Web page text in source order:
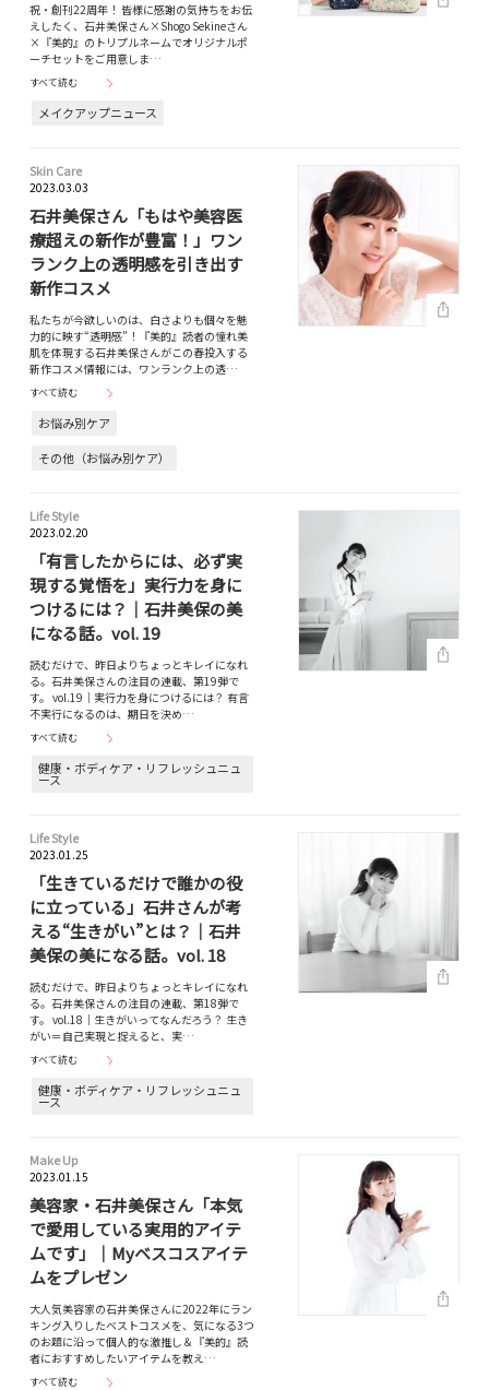
祝・創刊22周年！ 皆様に感謝の気持ちをお伝
えしたく、石井美保さん×Shogo Sekineさん
×『美的』のトリプルネームでオリジナルポ
ーチセットをご用意しま…
すべて読む
メイクアップニュース
Skin Care
2023.03.03
石井美保さん「もはや美容医
療超えの新作が豊富！」ワン
ランク上の透明感を引き出す
新作コスメ
私たちが今欲しいのは、白さよりも個々を魅
力的に映す“透明感”！『美的』読者の憧れ美
肌を体現する石井美保さんがこの春投入する
新作コスメ情報には、ワンランク上の透…
すべて読む
お悩み別ケア
その他（お悩み別ケア）
Life Style
2023.02.20
「有言したからには、必ず実
現する覚悟を」実行力を身に
つけるには？｜石井美保の美
になる話。vol. 19
読むだけで、昨日よりちょっとキレイになれ
る。石井美保さんの注目の連載、第19弾で
す。 vol.19｜実行力を身につけるには？ 有言
不実行になるのは、期日を決め…
すべて読む
健康・ボディケア・リフレッシュニュ
ース
Life Style
2023.01.25
「生きているだけで誰かの役
に立っている」石井さんが考
える“生きがい”とは？｜石井
美保の美になる話。vol. 18
読むだけで、昨日よりちょっとキレイになれ
る。石井美保さんの注目の連載、第18弾で
す。 vol.18｜生きがいってなんだろう？ 生き
がい＝自己実現と捉えると、実…
すべて読む
健康・ボディケア・リフレッシュニュ
ース
Make Up
2023.01.15
美容家・石井美保さん「本気
で愛用している実用的アイテ
ムです」｜Myベスコスアイテ
ムをプレゼン
大人気美容家の石井美保さんに2022年にラン
キング入りしたベストコスメを、気になる3つ
のお題に沿って個人的な激推し＆『美的』読
者におすすめしたいアイテムを教え…
すべて読む